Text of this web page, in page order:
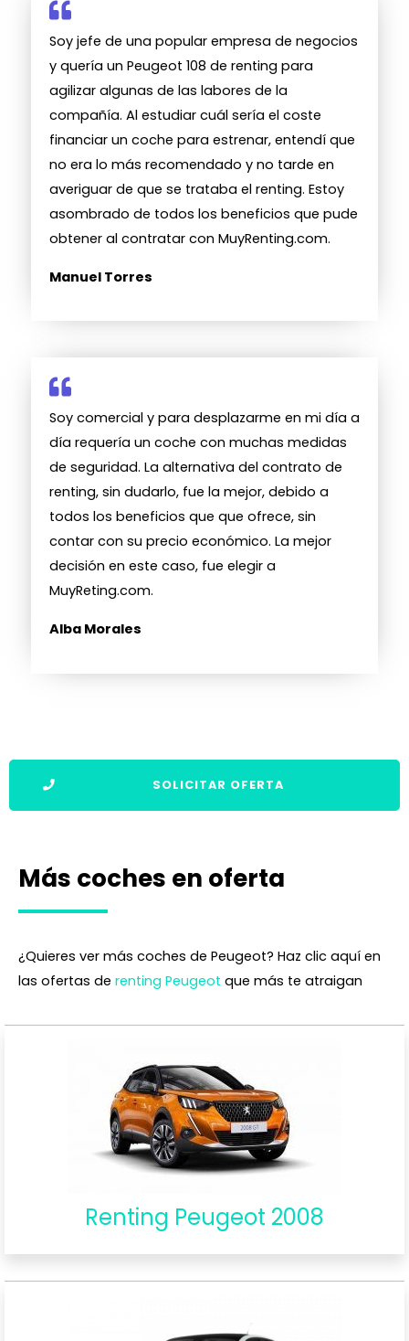
Soy jefe de una popular empresa de negocios
y quería un Peugeot 108 de renting para
agilizar algunas de las labores de la
compañía. Al estudiar cuál sería el coste
financiar un coche para estrenar, entendí que
no era lo más recomendado y no tarde en
averiguar de que se trataba el renting. Estoy
asombrado de todos los beneficios que pude
obtener al contratar con MuyRenting.com.
Manuel Torres
Soy comercial y para desplazarme en mi día a
día requería un coche con muchas medidas
de seguridad. La alternativa del contrato de
renting, sin dudarlo, fue la mejor, debido a
todos los beneficios que que ofrece, sin
contar con su precio económico. La mejor
decisión en este caso, fue elegir a
MuyReting.com.
Alba Morales
SOLICITAR OFERTA
Más coches en oferta
¿Quieres ver más coches de Peugeot? Haz clic aquí en
las ofertas de renting Peugeot que más te atraigan
Renting Peugeot 2008